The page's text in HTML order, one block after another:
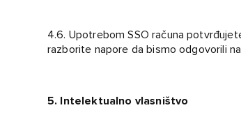
4.6. Upotrebom SSO računa
razborite napore da bismo odgovorili
5. Intelektualno vlasništvo